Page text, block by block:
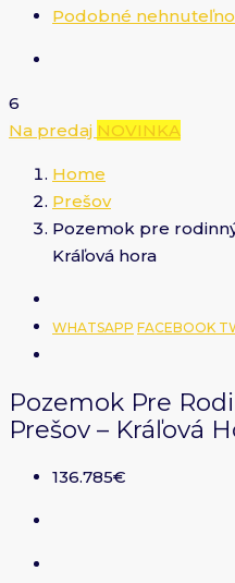
Podobné
6
Na predaj NOVINKA
Home
Prešov
Pozemok pre
Kráľová hora
WHATSAPP FACEBOOK
Pozemok Pre
Prešov – Kráľová
136.785€